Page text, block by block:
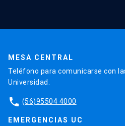
MESA CENTRAL
Teléfono para comunicarse con
Universidad.
phone (56)95504 4000
EMERGENCIAS UC